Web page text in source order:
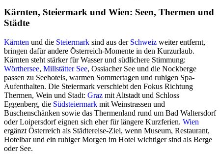
Kärnten, Steiermark und Wien: Seen, Thermen und
Städte
Kärnten und die Steiermark sind aus der Schweiz weiter entfernt,
bringen dafür andere Österreich-Momente in den Kurzurlaub.
Kärnten steht stärker für Wasser und südlichere Stimmung:
Wörthersee, Millstätter See, Ossiacher See und die Nockberge
passen zu Seehotels, warmen Sommertagen und ruhigen Spa-
Aufenthalten. Die Steiermark verschiebt den Fokus Richtung
Thermen, Wein und Stadt: Graz mit Altstadt und Schloss
Eggenberg, die Südsteiermark mit Weinstrassen und
Buschenschänken sowie das Thermenland rund um Bad Waltersdorf
oder Loipersdorf eignen sich eher für längere Kurzferien. Wien
ergänzt Österreich als Städtereise-Ziel, wenn Museum, Restaurant,
Hotelbar und ein ruhiger Morgen im Hotel wichtiger sind als Berge
oder See.